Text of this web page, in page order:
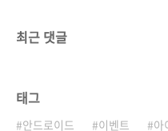
최근 댓글
태그
안드로이드 이벤트 아